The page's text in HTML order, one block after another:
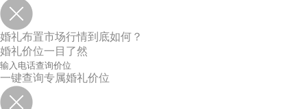
婚礼布置市场行情到底如何？
婚礼价位一目了然
一键查询专属婚礼价位